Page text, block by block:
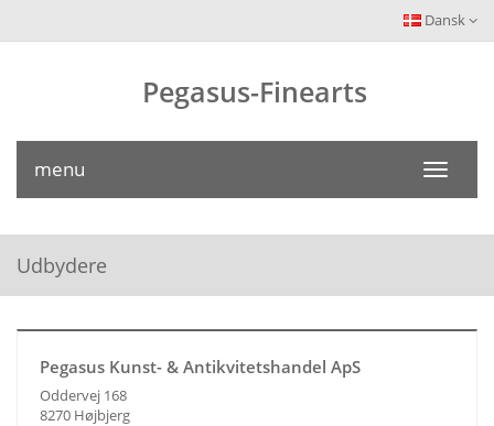
Dansk
Pegasus-Finearts
Toggle
menu
Udbydere
Pegasus Kunst- & Antikvitetshandel ApS
Oddervej 168
8270 Højbjerg